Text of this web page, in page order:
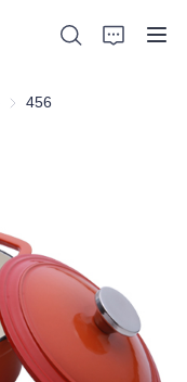
Casserole et poêle
456